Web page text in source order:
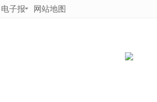
电子报 网站地图